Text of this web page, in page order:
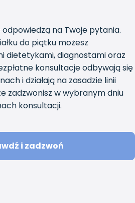
na Twoje pytania.
do piątku możesz
dietetykami, diagnostami oraz
konsultacje odbywają się
i działają na zasadzie linii
zadzwonisz w wybranym dniu
konsultacji.
i zadzwoń